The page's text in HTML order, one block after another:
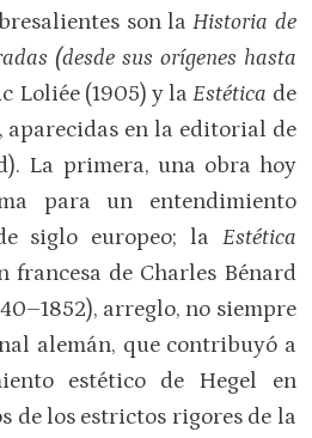
son laHistoria de
(desde sus orígenes hasta
Loliée (1905) y laEstética de
aparecidas en la editorial de
La primera, una obra hoy
para un entendimiento
siglo europeo; la Estética
francesa de Charles Bénard
arreglo, no siempre
alemán, que contribuyó a
estético de Hegel en
de los estrictos rigores de la